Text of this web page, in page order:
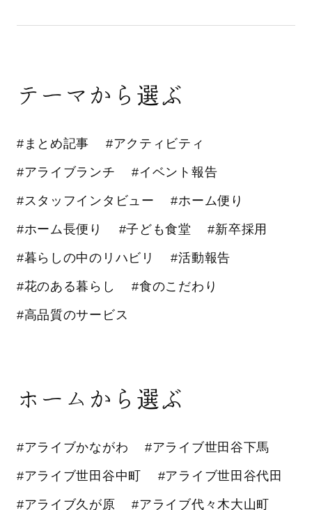
テーマから選ぶ
#まとめ記事 #アクティビティ
#アライブランチ #イベント報告
#スタッフインタビュー #ホーム便り
#ホーム長便り #子ども食堂 #新卒採用
#暮らしの中のリハビリ #活動報告
#花のある暮らし #食のこだわり
#高品質のサービス
ホームから選ぶ
#アライブかながわ #アライブ世田谷下馬
#アライブ世田谷中町 #アライブ世田谷代田
#アライブ久が原 #アライブ代々木大山町